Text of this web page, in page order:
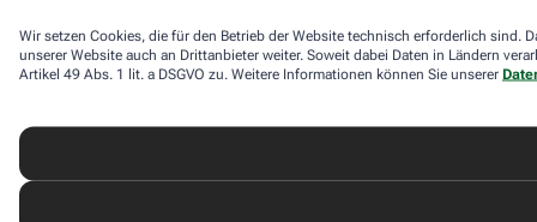
Wir setzen Cookies, die für den Betrieb der Website technisch erforderlich sind.
unserer Website auch an Drittanbieter weiter. Soweit dabei Daten in Ländern
Artikel 49 Abs. 1 lit. a DSGVO zu. Weitere Informationen können Sie unserer